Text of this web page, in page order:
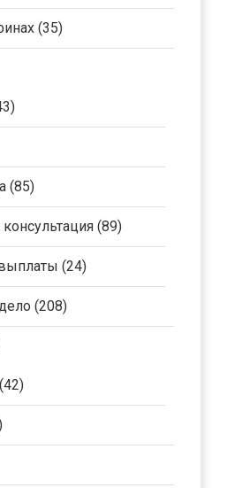
(35)
(85)
(89)
(24)
(208)